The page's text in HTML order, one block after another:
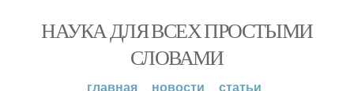
НАУКА ДЛЯ ВСЕХ ПРОСТЫМИ
СЛОВАМИ
главная новости статьи